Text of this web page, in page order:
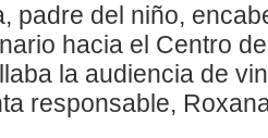
padre del niño,
hacia el Centro
la audiencia de
responsable,